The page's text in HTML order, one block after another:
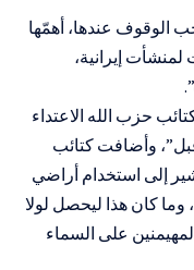
الوقوف عندها، أهمّها
لمنشأت إيرانية،
حزب الله الاعتداء
وأضافت كتائب
إلى استخدام أراضي
وما كان هذا ليحصل لولا
على السماء